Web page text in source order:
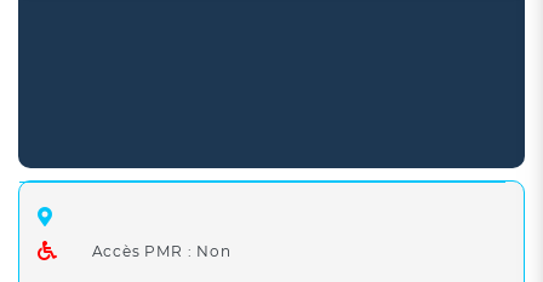
Accès PMR : Non